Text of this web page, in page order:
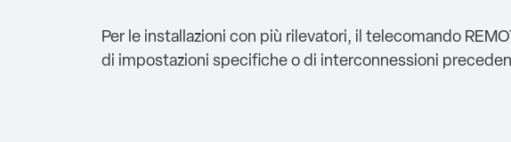
Per le installazioni con più rilevatori, il telecomando
di impostazioni specifiche o di interconnessioni